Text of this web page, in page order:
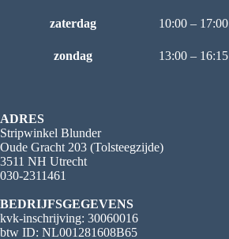
zaterdag 10:00 – 17:00
zondag 13:00 – 16:15
ADRES
Stripwinkel Blunder
Oude Gracht 203 (Tolsteegzijde)
3511 NH Utrecht
030-2311461
BEDRIJFSGEGEVENS
kvk-inschrijving: 30060016
btw ID: NL001281608B65